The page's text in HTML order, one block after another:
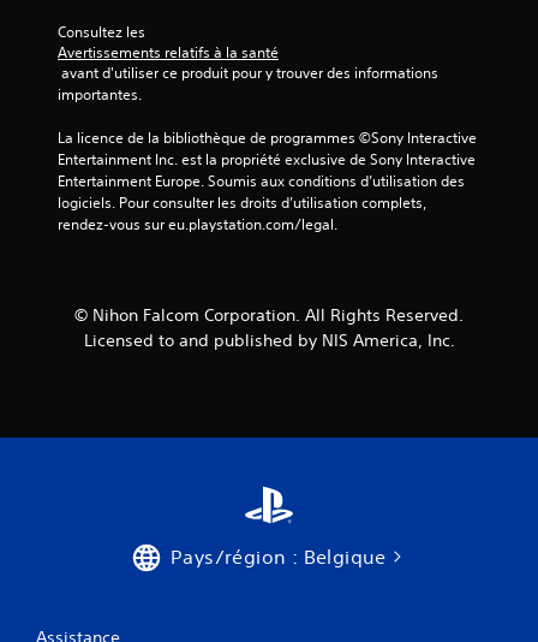
Consultez les
Avertissements relatifs à la santé
importantes.
La licence de la bibliothèque de programmes ©Sony Interactive
Entertainment Inc. est la propriété exclusive de Sony Interactive
Entertainment Europe. Soumis aux conditions d’utilisation des
logiciels. Pour consulter les droits d’utilisation complets,
rendez-vous sur eu.playstation.com/legal.
© Nihon Falcom Corporation. All Rights Reserved.
Licensed to and published by NIS America, Inc.
Pays/région : Belgique
Assistance